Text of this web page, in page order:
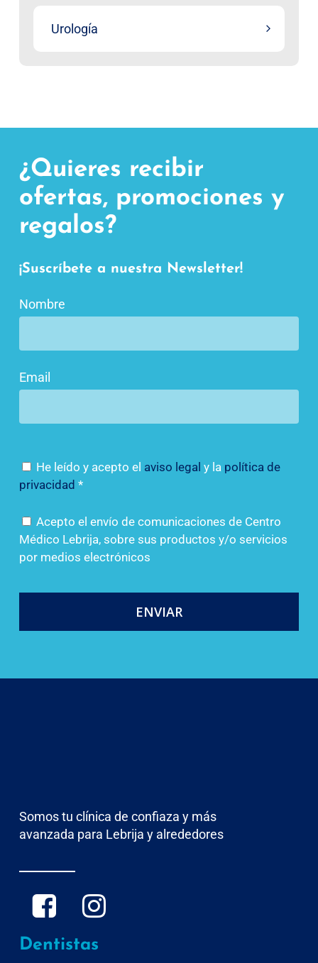
Urología
¿Quieres recibir
ofertas, promociones y
regalos?
¡Suscríbete a nuestra Newsletter!
Nombre
Email
He leído y acepto el aviso legal y la política de
privacidad *
Acepto el envío de comunicaciones de Centro
Médico Lebrija, sobre sus productos y/o servicios
por medios electrónicos
Somos tu clínica de confiaza y más
avanzada para Lebrija y alrededores
Dentistas